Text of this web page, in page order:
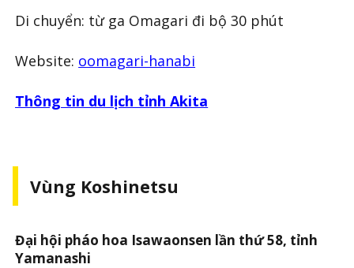
Di chuyển: từ ga Omagari đi bộ 30 phút
Website: oomagari-hanabi
Thông tin du lịch tỉnh Akita
Vùng Koshinetsu
Đại hội pháo hoa Isawaonsen lần thứ 58, tỉnh
Yamanashi